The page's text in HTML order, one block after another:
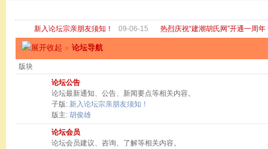
新入论坛宗亲朋友须知！ 09-06-15 热烈庆祝“建潮胡氏网”开通一周年
» 论坛导航
版块
论坛公告
论坛最新通知、公告、新闻要点等相关内容。
子版: 新入论坛宗亲朋友须知！
版主: 胡俊雄
论坛会员
论坛会员建议、咨询、了解等相关内容。